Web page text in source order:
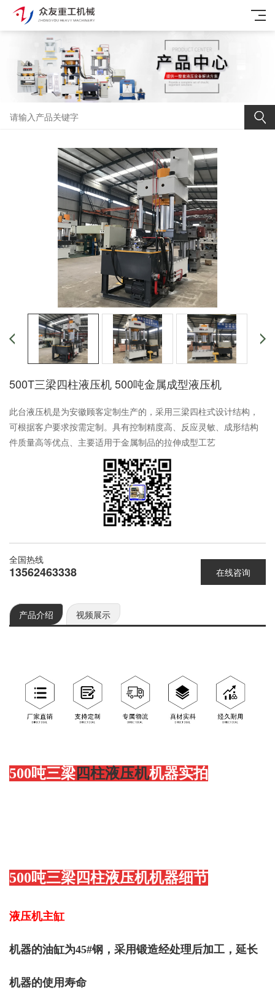
500T三梁四柱液压机 500吨金属成型液压机
此台液压机是为安徽顾客定制生产的，采用三梁四柱式设计结构，
可根据客户要求按需定制。具有控制精度高、反应灵敏、成形结构
件质量高等优点、主要适用于金属制品的拉伸成型工艺
在线咨询
全国热线
13562463338
产品介绍 视频展示
500吨三梁四柱液压机机器实拍
500吨三梁四柱液压机机器细节
液压机主缸
机器的油缸为45#钢，采用锻造经处理后加工，延长
机器的使用寿命